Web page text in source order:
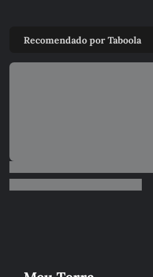
Recomendado por Taboola